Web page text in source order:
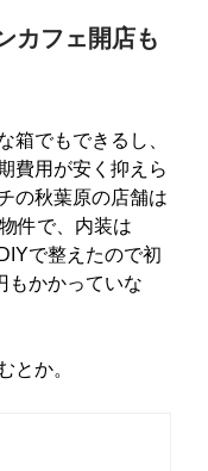
カフェ開店も
箱でもできるし、
費用が安く抑えら
の秋葉原の店舗は
件で、内装は
で整えたので初
もかかっていな
とか。